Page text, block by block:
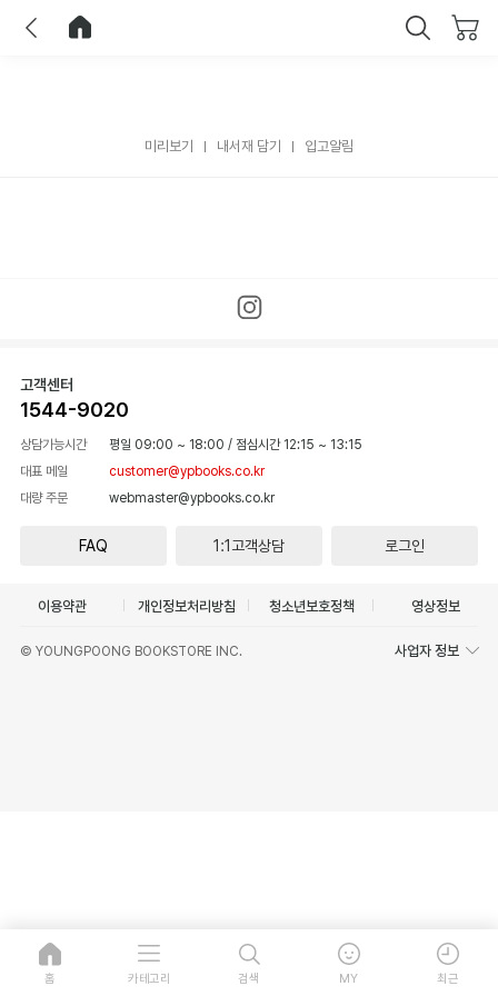
미리보기 내서재 담기 입고알림
고객센터
1544-9020
상담가능시간 평일 09:00 ~ 18:00 / 점심시간 12:15 ~ 13:15
대표 메일
customer@ypbooks.co.kr
대량 주문
webmaster@ypbooks.co.kr
FAQ 1:1고객상담 로그인
이용약관 개인정보처리방침 청소년보호정책 영상정보
© YOUNGPOONG BOOKSTORE INC. 사업자 정보
홈 카테고리 검색 MY 최근